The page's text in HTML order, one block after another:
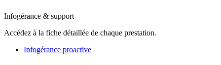
Infogérance & support
Accédez à la fiche détaillée de chaque prestation.
Infogérance proactive